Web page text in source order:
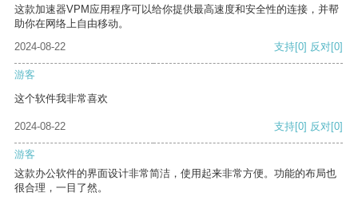
这款加速器VPM应用程序可以给你提供最高速度和安全性的连接，并帮
助你在网络上自由移动。
2024-08-22
支持[0] 反对[0]
游客
这个软件我非常喜欢
2024-08-22 支持[0] 反对[0]
游客
这款办公软件的界面设计非常简洁，使用起来非常方便。功能的布局也
很合理，一目了然。